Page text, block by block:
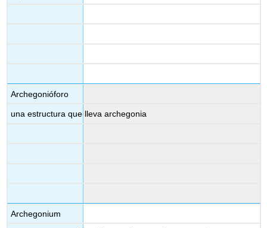
Archegonióforo
una estructura que lleva archegonia
Archegonium